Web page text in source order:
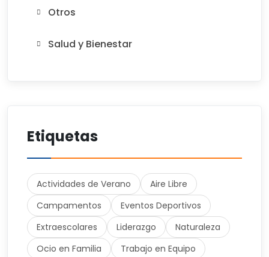
Otros
Salud y Bienestar
Etiquetas
Actividades de Verano
Aire Libre
Campamentos
Eventos Deportivos
Extraescolares
Liderazgo
Naturaleza
Ocio en Familia
Trabajo en Equipo